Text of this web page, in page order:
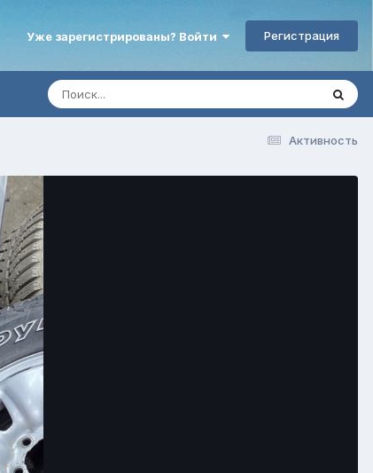
Уже зарегистрированы? Войти Регистрация
Активность